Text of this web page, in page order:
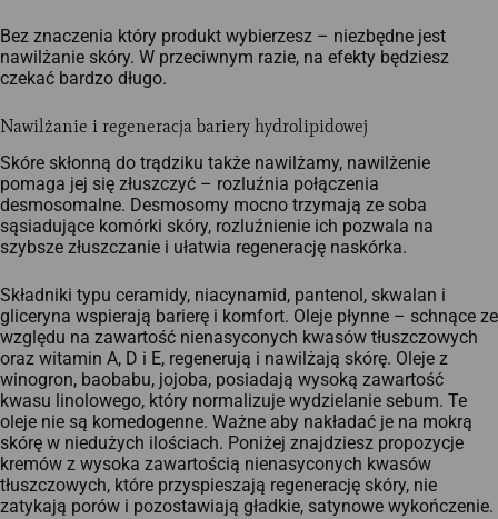
Bez znaczenia który produkt wybierzesz – niezbędne jest
nawilżanie skóry​. W przeciwnym razie, na efekty będziesz
czekać bardzo długo.
Nawilżanie i regeneracja bariery hydrolipidowej
Skóre skłonną do trądziku także nawilżamy, nawilżenie
pomaga jej się złuszczyć – rozluźnia połączenia
desmosomalne. Desmosomy mocno trzymają ze soba
sąsiadujące komórki skóry, rozluźnienie ich pozwala na
szybsze złuszczanie i ułatwia regenerację naskórka.
Składniki typu ceramidy, niacynamid, pantenol, skwalan i
gliceryna wspierają barierę i komfort. Oleje płynne – schnące ze
względu na zawartość nienasyconych kwasów tłuszczowych
oraz witamin A, D i E, regenerują i nawilżają skórę. Oleje z
winogron, baobabu, jojoba, posiadają wysoką zawartość
kwasu linolowego, który normalizuje wydzielanie sebum. Te
oleje nie są komedogenne. Ważne aby nakładać je na mokrą
skórę w niedużych ilościach. Poniżej znajdziesz propozycje
kremów z wysoka zawartością nienasyconych kwasów
tłuszczowych, które przyspieszają regenerację skóry, nie
zatykają porów i pozostawiają gładkie, satynowe wykończenie.